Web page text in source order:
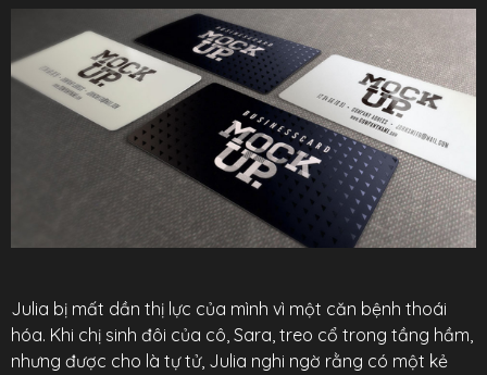
Julia bị mất dần thị lực của mình vì một căn bệnh thoái
hóa. Khi chị sinh đôi của cô, Sara, treo cổ trong tầng hầm,
nhưng được cho là tự tử, Julia nghi ngờ rằng có một kẻ